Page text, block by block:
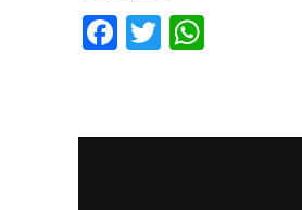
Facebook
Twitter